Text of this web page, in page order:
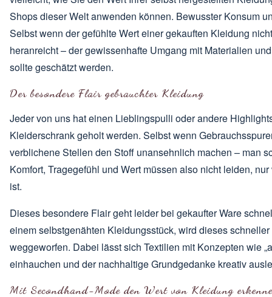
Shops dieser Welt anwenden können. Bewusster Konsum
Selbst wenn der gefühlte Wert einer gekauften Kleidung
heranreicht – der gewissenhafte Umgang mit Materialien
sollte geschätzt werden.
Der besondere Flair gebrauchter Kleidung
Jeder von uns hat einen Lieblingspulli oder andere
Kleiderschrank geholt werden. Selbst wenn
verblichene Stellen den Stoff unansehnlich machen – man
Komfort, Tragegefühl und Wert müssen also nicht leiden,
ist.
Dieses besondere Flair geht leider bei gekaufter Ware
einem selbstgenähten Kleidungsstück, wird dieses
weggeworfen. Dabei lässt sich Textilien mit Konzepten wie
einhauchen und der nachhaltige Grundgedanke kreativ
Mit Secondhand-Mode den Wert von Kleidung